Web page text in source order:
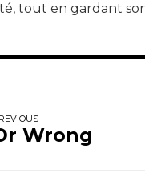
tout en gardant
Wrong